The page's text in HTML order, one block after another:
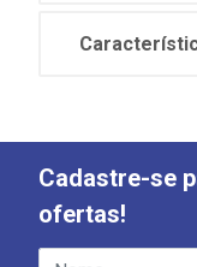
Cadastre-se
ofertas!